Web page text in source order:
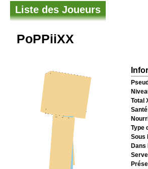
Liste des Joueurs
PoPPiiXX
Total
Type
Sous
Dans